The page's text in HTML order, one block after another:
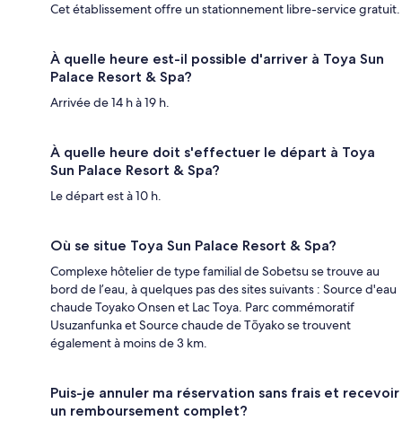
Cet établissement offre un stationnement libre-service gratuit.
À quelle heure est-il possible d'arriver à Toya Sun
Palace Resort & Spa?
Arrivée de 14 h à 19 h.
À quelle heure doit s'effectuer le départ à Toya
Sun Palace Resort & Spa?
Le départ est à 10 h.
Où se situe Toya Sun Palace Resort & Spa?
Complexe hôtelier de type familial de Sobetsu se trouve au
bord de l’eau, à quelques pas des sites suivants : Source d'eau
chaude Toyako Onsen et Lac Toya. Parc commémoratif
Usuzanfunka et Source chaude de Tōyako se trouvent
également à moins de 3 km.
Puis-je annuler ma réservation sans frais et recevoir
un remboursement complet?